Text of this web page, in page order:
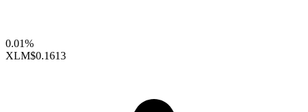
0.01%
XLM$0.1613